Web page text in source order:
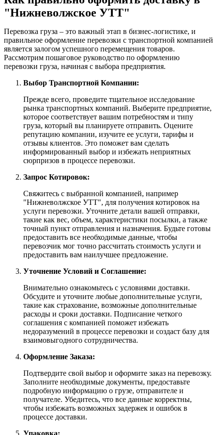
"Нижневолжское УТТ"
Перевозка груза – это важный этап в бизнес-логистике, и
правильное оформление перевозки с транспортной компанией
является залогом успешного перемещения товаров.
Рассмотрим пошаговое руководство по оформлению
перевозки груза, начиная с выбора предприятия.
Выбор Транспортной Компании:
Прежде всего, проведите тщательное исследование
рынка транспортных компаний. Выберите предприятие,
которое соответствует вашим потребностям и типу
груза, который вы планируете отправить. Оцените
репутацию компании, изучите ее услуги, тарифы и
отзывы клиентов. Это поможет вам сделать
информированный выбор и избежать неприятных
сюрпризов в процессе перевозки.
Запрос Котировок:
Свяжитесь с выбранной компанией, например
"Нижневолжское УТТ", для получения котировок на
услуги перевозки. Уточните детали вашей отправки,
такие как вес, объем, характеристики посылки, а также
точный пункт отправления и назначения. Будьте готовы
предоставить все необходимые данные, чтобы
перевозчик мог точно рассчитать стоимость услуги и
предоставить вам наилучшее предложение.
Уточнение Условий и Соглашение:
Внимательно ознакомьтесь с условиями доставки.
Обсудите и уточните любые дополнительные услуги,
такие как страхование, возможные дополнительные
расходы и сроки доставки. Подписание четкого
соглашения с компанией поможет избежать
недоразумений в процессе перевозки и создаст базу для
взаимовыгодного сотрудничества.
Оформление Заказа:
Подтвердите свой выбор и оформите заказ на перевозку.
Заполните необходимые документы, предоставьте
подробную информацию о грузе, отправителе и
получателе. Убедитесь, что все данные корректны,
чтобы избежать возможных задержек и ошибок в
процессе доставки.
Упаковка: